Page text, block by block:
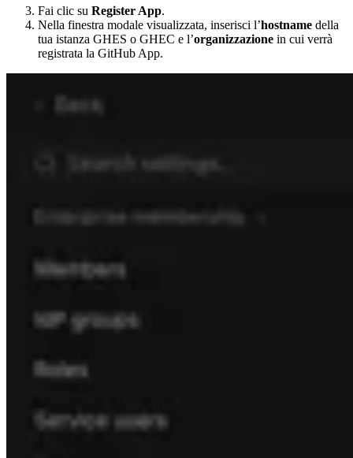
Fai clic su Register App.
Nella finestra modale visualizzata, inserisci l’hostname della
tua istanza GHES o GHEC e l’organizzazione in cui verrà
registrata la GitHub App.